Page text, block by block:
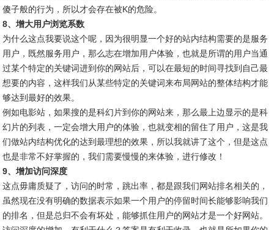
傻子般的行为，所以才会存在被K的危险。
8、增大用户浏览系数
为什么这点我要说这个呢，因为很明显一个好的站内结构需要的是服务
用户，既然服务用户，那么志在增加用户体验，也就是所谓的用户当通
过某个特定的关键词进到你的网站后，可以在最短的时间寻找到自己最
想要的内容，这样我们从某些特定的关键词来布局网站的整体结构才能
够达到最好的效果。
例如电影站，如果搜的是科幻片到你的网站来，那么最上边显示的是科
幻片的列表，一定会增大用户的体验，也就变相的留住了用户，这是我
们做站内结构优化的达到最理想的效果，所以我就讲了这个，但是这点
也是非常不好掌握的，我们需要慢慢的来体验，进行修改！
9、增加访问深度
这点毋庸质疑了，访问的时常，跳出率，都是跟我们网站排名相关的，
虽然现在没有明确的数据表示如果一个用户的停留时间长能够影响我们
的排名，但是总归不会有坏处，能够抓住用户的网站才是一个好网站。